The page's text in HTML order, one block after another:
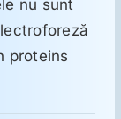
nu sunt
proteins